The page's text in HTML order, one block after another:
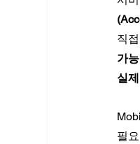
직
가
실
필